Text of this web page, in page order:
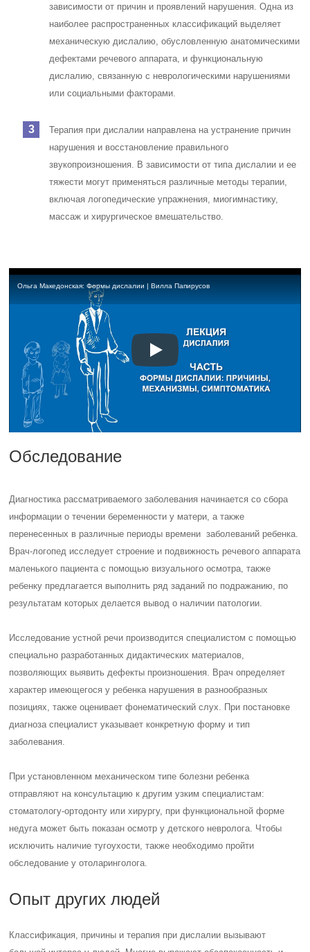
зависимости от причин и проявлений нарушения. Одна из
наиболее распространенных классификаций выделяет
механическую дислалию, обусловленную анатомическими
дефектами речевого аппарата, и функциональную
дислалию, связанную с неврологическими нарушениями
или социальными факторами.
Терапия при дислалии направлена на устранение причин
нарушения и восстановление правильного
звукопроизношения. В зависимости от типа дислалии и ее
тяжести могут применяться различные методы терапии,
включая логопедические упражнения, миогимнастику,
массаж и хирургическое вмешательство.
Ольга Македонская: Формы дислалии | Вилла Папирусов
Обследование
Диагностика рассматриваемого заболевания начинается со сбора
информации о течении беременности у матери, а также
перенесенных в различные периоды времени заболеваний ребенка.
Врач-логопед исследует строение и подвижность речевого аппарата
маленького пациента с помощью визуального осмотра, также
ребенку предлагается выполнить ряд заданий по подражанию, по
результатам которых делается вывод о наличии патологии.
Исследование устной речи производится специалистом с помощью
специально разработанных дидактических материалов,
позволяющих выявить дефекты произношения. Врач определяет
характер имеющегося у ребенка нарушения в разнообразных
позициях, также оценивает фонематический слух. При постановке
диагноза специалист указывает конкретную форму и тип
заболевания.
При установленном механическом типе болезни ребенка
отправляют на консультацию к другим узким специалистам:
стоматологу-ортодонту или хирургу, при функциональной форме
недуга может быть показан осмотр у детского невролога. Чтобы
исключить наличие тугоухости, также необходимо пройти
обследование у отоларинголога.
Опыт других людей
Классификация, причины и терапия при дислалии вызывают